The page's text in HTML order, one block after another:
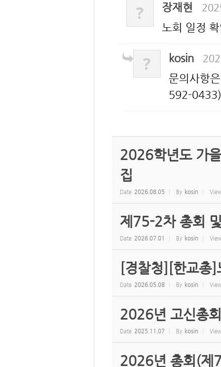
? 장재현
노회 일정
? kosin
문의사항
592-
2026학년도 가
집
Date 2026.08.05 By kosin
제75-2차 총회
Date 2026.07.01 By kosin
[경찰청][한교총
Date 2026.05.08 By kosin
2026년 고신총
Date 2025.11.07 By kosin
2026년 총회(제